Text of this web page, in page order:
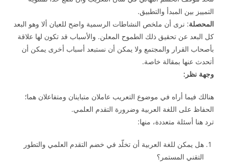
التمييز بين المبدأ والتطبيق.
المحصلة: نرى أن ملخص النشاطات الرسمية واضح للعيان ألا وهو البعد
كل البعد عن تحقيق ذلك الطموح المعلن. والأسباب قد تكون لها علاقة
بأصحاب القرار والمجتمع ولا يمكن أن نستبعد أسباب أخرى يمكن أن
أتحدث عنها بمقالة خاصة.
وجهة نظر:
هنالك فيما أراه في موضوع التعريب عاملان متباينان ومتفاعلان هما؛
الحفاظ على اللغة العربية وضرورة التقدم العلمي.
ترد هنا أسئلة متعددة، منها:
هل يمكن للغة العربية أن تخلّد في خضم التقدم العلمي والتطور
التقني المستمر؟